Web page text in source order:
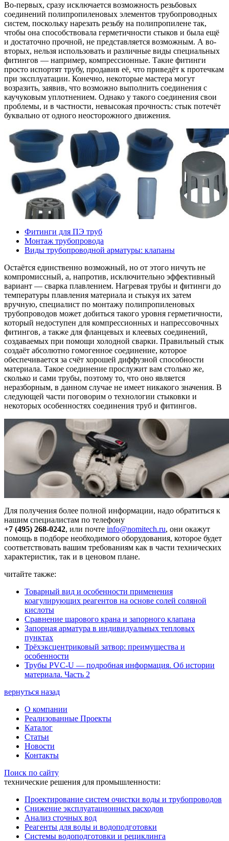
Во-первых, сразу исключается возможность резьбовых
соединений полипропиленовых элементов трубопроводных
систем, поскольку нарезать резьбу на полипропилене так,
чтобы она способствовала герметичности стыков и была ещё
и достаточно прочной, не представляется возможным. А во-
вторых, нельзя использовать и различные виды специальных
фитингов — например, компрессионные. Такие фитинги
просто испортят трубу, продавив её, что приведёт к протечкам
при эксплуатации. Конечно, некоторые мастера могут
возразить, заявив, что возможно выполнить соединения с
каучуковым уплотнением. Однако у такого соединения свои
проблемы, и в частности, невысокая прочность: стык потечёт
буквально от одного неосторожного движения.
Фитинги для ПЭ труб
Монтаж трубопровода
Виды трубопроводной арматуры: клапаны
Остаётся единственно возможный, но от этого ничуть не
компромиссный, а, напротив, исключительно эффективный
вариант — сварка плавлением. Нагревая трубы и фитинги до
температуры плавления материала и стыкуя их затем
вручную, специалист по монтажу полипропиленовых
трубопроводов может добиться такого уровня герметичности,
который недоступен для компрессионных и напрессовочных
фитингов, а также для фланцевых и клеевых соединений,
создаваемых при помощи холодной сварки. Правильный стык
создаёт абсолютно гомогенное соединение, которое
обеспечивается за счёт хорошей диффузной способности
материала. Такое соединение прослужит вам столько же,
сколько и сами трубы, поэтому то, что оно является
неразборным, в данном случае не имеет никакого значения. В
следующей части поговорим о технологии стыковки и
некоторых особенностях соединения труб и фитингов.
Для получения более полной информации, надо обратиться к
нашим специалистам по телефону
+7 (495) 268-0242, или почте info@nomitech.ru, они окажут
помощь в подборе необходимого оборудования, которое будет
соответствовать вашим требованиям как в части технических
характеристик, так и в ценовом плане.
читайте также:
Товарный вид и особенности применения
коагулирующих реагентов на основе солей соляной
кислоты
Сравнение шарового крана и запорного клапана
Запорная арматура в индивидуальных тепловых
пунктах
Трёхэксцентриковый затвор: преимущества и
особенности
Трубы PVC-U — подробная информация. Об истории
материала. Часть 2
вернуться назад
О компании
Реализованные Проекты
Каталог
Статьи
Новости
Контакты
Поиск по сайту
технические решения для промышленности:
Проектирование систем очистки воды и трубопроводов
Снижение эксплуатационных расходов
Анализ сточных вод
Реагенты для воды и водоподготовки
Системы водоподготовки и рециклинга